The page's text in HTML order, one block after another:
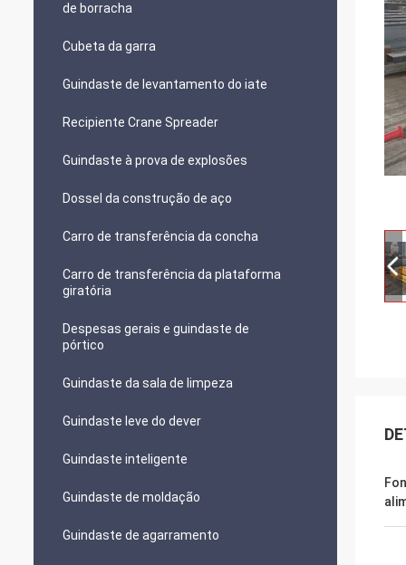
de borracha
Cubeta da garra
Guindaste de levantamento do iate
Recipiente Crane Spreader
Guindaste à prova de explosões
Dossel da construção de aço
Carro de transferência da concha
Carro de transferência da plataforma
giratória
Despesas gerais e guindaste de
pórtico
Guindaste da sala de limpeza
Guindaste leve do dever
Guindaste inteligente
Guindaste de moldação
Guindaste de agarramento